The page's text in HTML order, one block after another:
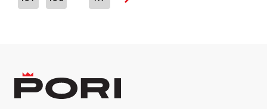
Seuraava sivu